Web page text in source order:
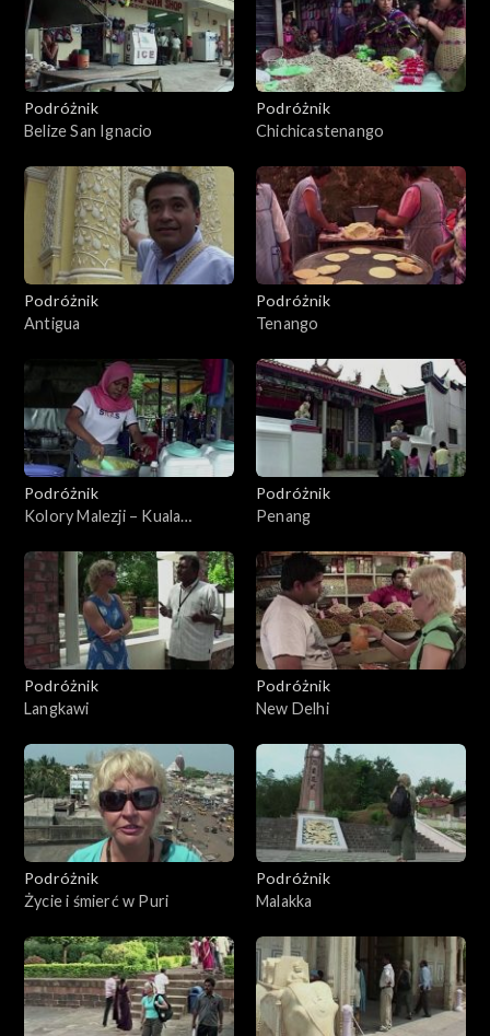
Podróżnik
Belize San Ignacio
Podróżnik
Chichicastenango
Podróżnik
Antigua
Podróżnik
Tenango
Podróżnik
Kolory Malezji – Kuala
Podróżnik
Penang
Podróżnik
Langkawi
Podróżnik
New Delhi
Podróżnik
Życie i śmierć w Puri
Podróżnik
Malakka